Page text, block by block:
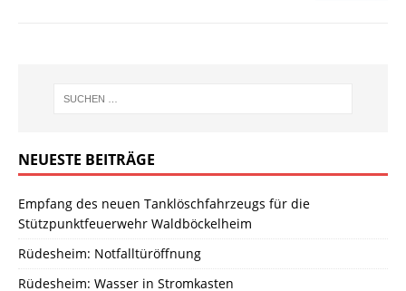
NEUESTE BEITRÄGE
Empfang des neuen Tanklöschfahrzeugs für die
Stützpunktfeuerwehr Waldböckelheim
Rüdesheim: Notfalltüröffnung
Rüdesheim: Wasser in Stromkasten